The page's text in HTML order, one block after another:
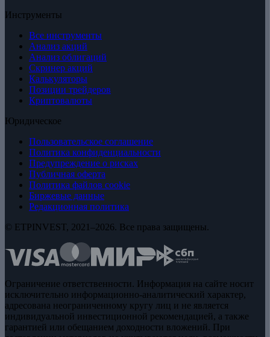
Инструменты
Все инструменты
Анализ акций
Анализ облигаций
Скринер акций
Калькуляторы
Позиции трейдеров
Криптовалюты
Юридическое
Пользовательское соглашение
Политика конфиденциальности
Предупреждение о рисках
Публичная оферта
Политика файлов cookie
Биржевые данные
Редакционная политика
© ETPINVEST, 2021–2026. Все права защищены.
Ограничение ответственности. Информация на сайте носит
исключительно информационно-аналитический характер,
адресована неограниченному кругу лиц и не является
индивидуальной инвестиционной рекомендацией, а также
гарантией или обещанием доходности вложений. При